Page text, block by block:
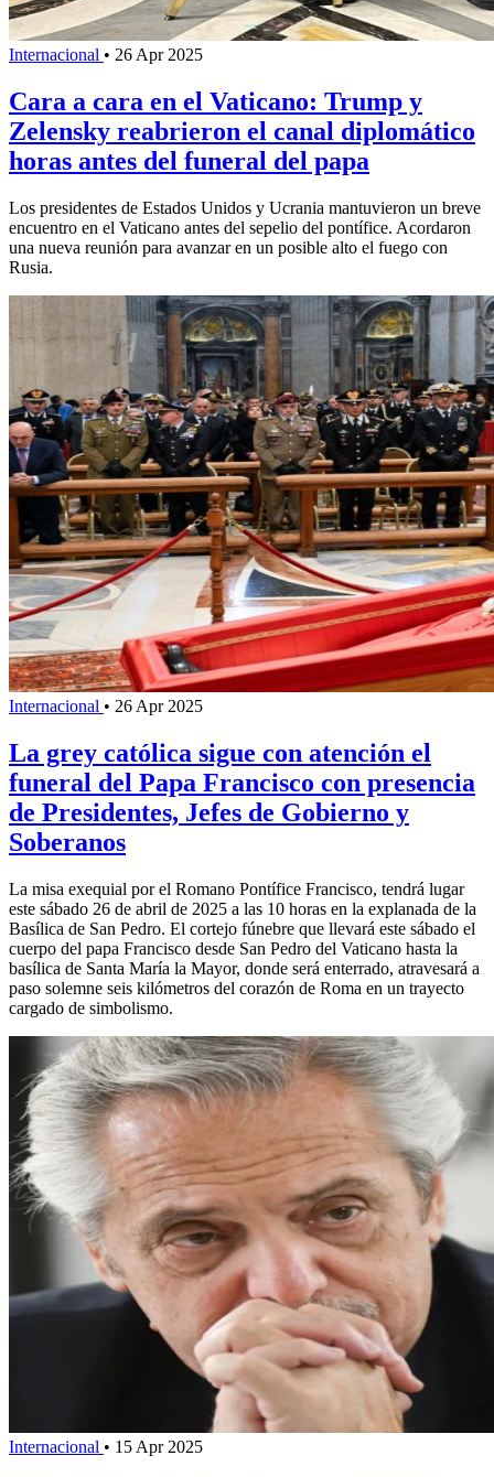
Internacional • 26 Apr 2025
Cara a cara en el Vaticano: Trump y
Zelensky reabrieron el canal diplomático
horas antes del funeral del papa
Los presidentes de Estados Unidos y Ucrania mantuvieron un breve
encuentro en el Vaticano antes del sepelio del pontífice. Acordaron
una nueva reunión para avanzar en un posible alto el fuego con
Rusia.
Internacional • 26 Apr 2025
La grey católica sigue con atención el
funeral del Papa Francisco con presencia
de Presidentes, Jefes de Gobierno y
Soberanos
La misa exequial por el Romano Pontífice Francisco, tendrá lugar
este sábado 26 de abril de 2025 a las 10 horas en la explanada de la
Basílica de San Pedro. El cortejo fúnebre que llevará este sábado el
cuerpo del papa Francisco desde San Pedro del Vaticano hasta la
basílica de Santa María la Mayor, donde será enterrado, atravesará a
paso solemne seis kilómetros del corazón de Roma en un trayecto
cargado de simbolismo.
Internacional • 15 Apr 2025